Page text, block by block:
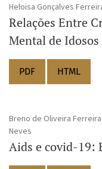
Heloisa Gonçalves
Relações Entre
Mental de
PDF HTML
Breno de Oliveira
Neves
Aids e covid-19: